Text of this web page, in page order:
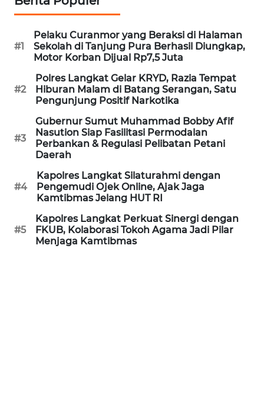
#1
Pelaku Curanmor yang Beraksi di Halaman
Sekolah di Tanjung Pura Berhasil Diungkap,
Motor Korban Dijual Rp7,5 Juta
#2
Polres Langkat Gelar KRYD, Razia Tempat
Hiburan Malam di Batang Serangan, Satu
Pengunjung Positif Narkotika
#3
Gubernur Sumut Muhammad Bobby Afif
Nasution Siap Fasilitasi Permodalan
Perbankan & Regulasi Pelibatan Petani
Daerah
#4
Kapolres Langkat Silaturahmi dengan
Pengemudi Ojek Online, Ajak Jaga
Kamtibmas Jelang HUT RI
#5
Kapolres Langkat Perkuat Sinergi dengan
FKUB, Kolaborasi Tokoh Agama Jadi Pilar
Menjaga Kamtibmas
WN
JABAR
WN
BANTEN
WN
NTT
WN
KEPRI
WN
PAPUA
WN